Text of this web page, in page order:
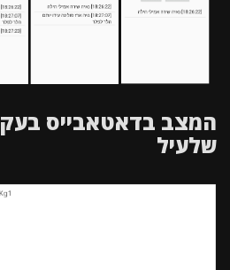
המצב בדאטאבייס
שלעיל